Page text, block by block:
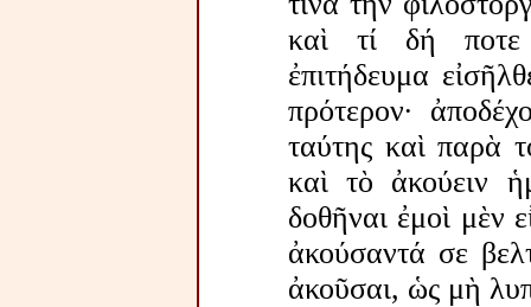
καὶ τί δή
ἐπιτήδευμα
πρότερον·
ταύτης καὶ παρὰ
καὶ τὸ ἀκούειν
δοθῆναι ἐμοὶ μὲν
ἀκούσαντά σε
ἀκοῦσαι, ὡς μὴ